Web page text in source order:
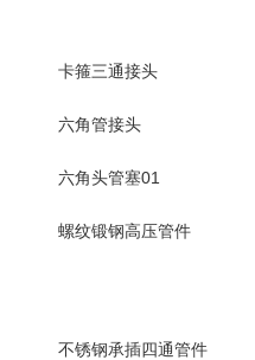
卡箍三通接头
六角管接头
六角头管塞01
螺纹锻钢高压管件
不锈钢承插四通管件